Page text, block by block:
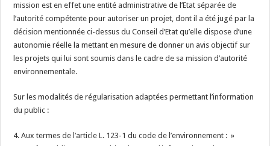
mission est en effet une entité administrative de l’Etat séparée de
l’autorité compétente pour autoriser un projet, dont il a été jugé par la
décision mentionnée ci-dessus du Conseil d’Etat qu’elle dispose d’une
autonomie réelle la mettant en mesure de donner un avis objectif sur
les projets qui lui sont soumis dans le cadre de sa mission d’autorité
environnementale.
Sur les modalités de régularisation adaptées permettant l’information
du public :
4. Aux termes de l’article L. 123-1 du code de l’environnement : »